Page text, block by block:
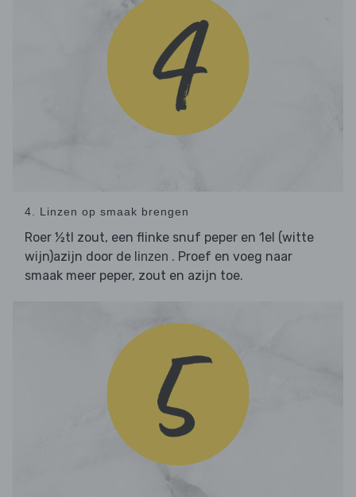
4. Linzen op smaak brengen
Roer ½tl zout, een flinke snuf peper en 1el (witte
wijn)azijn door de linzen . Proef en voeg naar
smaak meer peper, zout en azijn toe.